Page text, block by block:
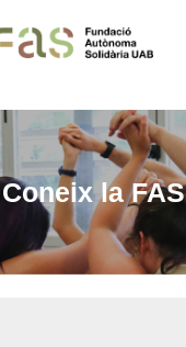
Coneix la FAS